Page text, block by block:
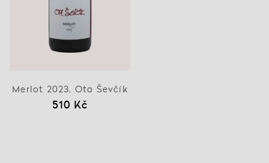
Merlot 2023, Ota Ševčík
510 Kč